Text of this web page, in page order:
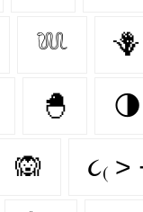
𓆚 🪻
🐣 🌗
🙉 ૮₍ ˃